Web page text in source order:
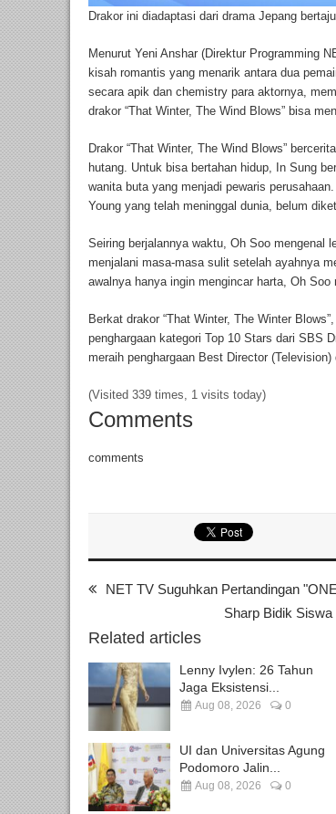
Drakor ini diadaptasi dari drama Jepang
Menurut Yeni Anshar (Direktur Programming
kisah romantis yang menarik antara dua
secara apik dan chemistry para aktornya,
drakor “That Winter, The Wind Blows” bisa
Drakor “That Winter, The Wind Blows”
hutang. Untuk bisa bertahan hidup, In Sung
wanita buta yang menjadi pewaris
Young yang telah meninggal dunia, belum
Seiring berjalannya waktu, Oh Soo mengenal
menjalani masa-masa sulit setelah ayahnya
awalnya hanya ingin mengincar harta, Oh
Berkat drakor “That Winter, The Winter
penghargaan kategori Top 10 Stars dari SBS
meraih penghargaan Best Director
(Visited 339 times, 1 visits today)
Comments
comments
NET TV Suguhkan Pertandingan
Sharp Bidik
Related articles
Lenny Ivylen: 26 Tahun
Jaga Eksistensi...
Aug 08, 2026 0
UI dan Universitas Agung
Podomoro Jalin...
Aug 08, 2026 0